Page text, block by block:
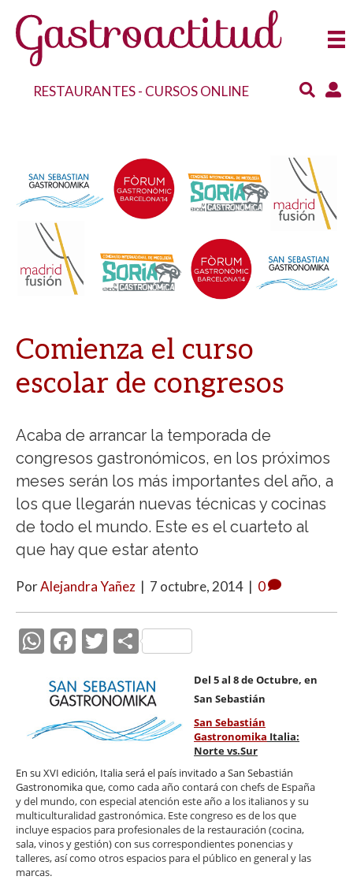
RESTAURANTES- CURSOS ONLINE
Comienza el curso
escolar de congresos
Acaba de arrancar la temporada de
congresos gastronómicos, en los próximos
meses serán los más importantes del año, a
los que llegarán nuevas técnicas y cocinas
de todo el mundo. Este es el cuarteto al
que hay que estar atento
PorAlejandra Yañez | 7 octubre, 2014 | 0
W
at
s
A
p
p
F
e
b
o
o
k
T
itt
er
C
m
p
ar
ti
r
Del 5 al 8 de Octubre, en
San Sebastián
San Sebastián
Gastronomika Italia:
Norte vs.Sur
En su XVI edición, Italia será el país invitado a San Sebastián
Gastronomikaque, como cada año contará con chefs de España
y del mundo, con especialatención este año a los italianos y su
multiculturalidad gastronómica. Este congreso es de los que
incluye espacios para profesionales de la restauración (cocina,
sala, vinos y gestión) con sus correspondientes ponencias y
talleres, así como otros espacios para el público en general y las
marcas.